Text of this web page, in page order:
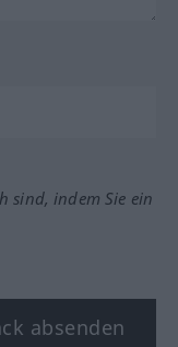
sind, indem Sie ein
absenden